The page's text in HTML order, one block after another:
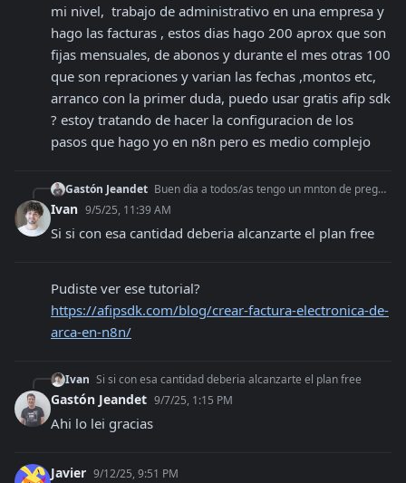
mi nivel,  trabajo de administrativo en una empresa y
hago las facturas , estos dias hago 200 aprox que son
fijas mensuales, de abonos y durante el mes otras 100
que son repraciones y varian las fechas ,montos etc,
arranco con la primer duda, puedo usar gratis afip sdk
? estoy tratando de hacer la configuracion de los
pasos que hago yo en n8n pero es medio complejo
Gastón Jeandet Buen dia a todos/as tengo un mnton de preguntas soy nuevo en n8n y lo que quiero hacer es complejo para mi nivel, trabajo de administrativo en una empresa y ha
Ivan 9/5/25, 11:39 AM
Si si con esa cantidad deberia alcanzarte el plan free
https://afipsdk.com/blog/crear-factura-electronica-de-
arca-en-n8n/
Ivan Si si con esa cantidad deberia alcanzarte el plan free
Gastón Jeandet 9/7/25, 1:15 PM
Ahi lo lei gracias
Javier 9/12/25, 9:51 PM